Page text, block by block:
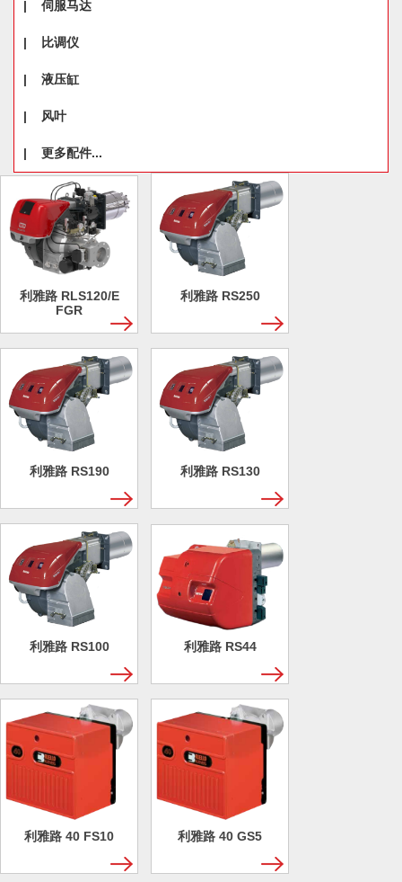
| 伺服马达
| 比调仪
| 液压缸
| 风叶
| 更多配件...
利雅路 RLS120/E
FGR
利雅路 RS250
利雅路 RS190 利雅路 RS130
利雅路 RS100 利雅路 RS44
利雅路 40 FS10 利雅路 40 GS5